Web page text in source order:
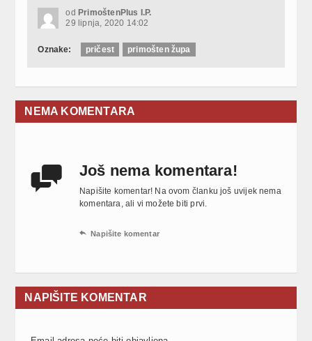
od PrimoštenPlus I.P.
29 lipnja, 2020 14:02
Oznake: pričest primošten župa
NEMA KOMENTARA
 Još nema komentara!
Napišite komentar! Na ovom članku još uvijek nema
komentara, ali vi možete biti prvi.
 Napišite komentar
NAPIŠITE KOMENTAR